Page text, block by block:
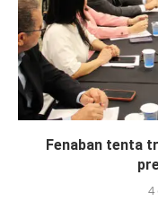
Fenaban tenta
4